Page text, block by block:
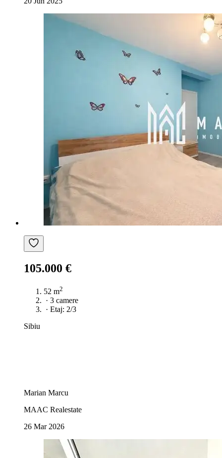
105.000 €
52 m2
· 3 camere
· Etaj: 2/3
Sibiu
Marian Marcu
MAAC Realestate
26 Mar 2026